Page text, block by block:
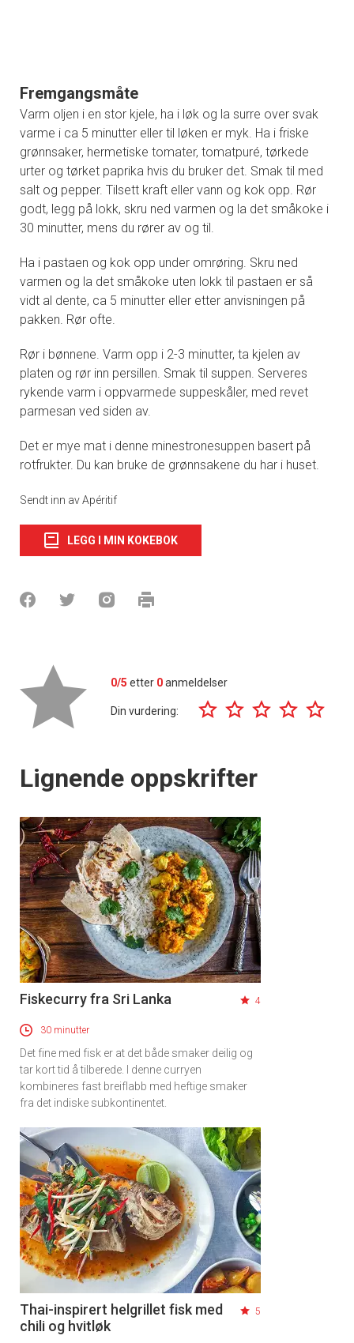
Fremgangsmåte
Varm oljen i en stor kjele, ha i løk og la surre over svak
varme i ca 5 minutter eller til løken er myk. Ha i friske
grønnsaker, hermetiske tomater, tomatpuré, tørkede
urter og tørket paprika hvis du bruker det. Smak til med
salt og pepper. Tilsett kraft eller vann og kok opp. Rør
godt, legg på lokk, skru ned varmen og la det småkoke i
30 minutter, mens du rører av og til.
Ha i pastaen og kok opp under omrøring. Skru ned
varmen og la det småkoke uten lokk til pastaen er så
vidt al dente, ca 5 minutter eller etter anvisningen på
pakken. Rør ofte.
Rør i bønnene. Varm opp i 2-3 minutter, ta kjelen av
platen og rør inn persillen. Smak til suppen. Serveres
rykende varm i oppvarmede suppeskåler, med revet
parmesan ved siden av.
Det er mye mat i denne minestronesuppen basert på
rotfrukter. Du kan bruke de grønnsakene du har i huset.
Sendt inn av Apéritif
LEGG I MIN KOKEBOK
0/5 etter 0anmeldelser
Din vurdering:
Lignende oppskrifter
Fiskecurry fra Sri Lanka 4
30 minutter
Det fine med fisk er at det både smaker deilig og
tar kort tid å tilberede. I denne curryen
kombineres fast breiflabb med heftige smaker
fra det indiske subkontinentet.
Thai-inspirert helgrillet fisk med
chili og hvitløk
5